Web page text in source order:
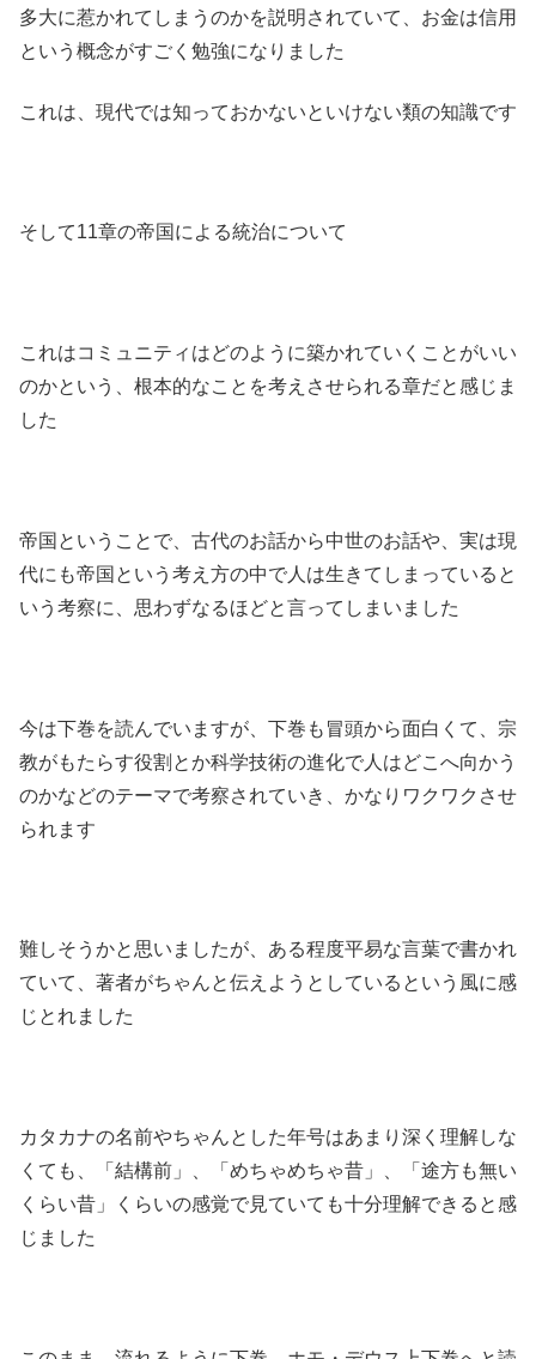
多大に惹かれてしまうのかを説明されていて、お金は信用
という概念がすごく勉強になりました
これは、現代では知っておかないといけない類の知識です
そして11章の帝国による統治について
これはコミュニティはどのように築かれていくことがいい
のかという、根本的なことを考えさせられる章だと感じま
した
帝国ということで、古代のお話から中世のお話や、実は現
代にも帝国という考え方の中で人は生きてしまっていると
いう考察に、思わずなるほどと言ってしまいました
今は下巻を読んでいますが、下巻も冒頭から面白くて、宗
教がもたらす役割とか科学技術の進化で人はどこへ向かう
のかなどのテーマで考察されていき、かなりワクワクさせ
られます
難しそうかと思いましたが、ある程度平易な言葉で書かれ
ていて、著者がちゃんと伝えようとしているという風に感
じとれました
カタカナの名前やちゃんとした年号はあまり深く理解しな
くても、「結構前」、「めちゃめちゃ昔」、「途方も無い
くらい昔」くらいの感覚で見ていても十分理解できると感
じました